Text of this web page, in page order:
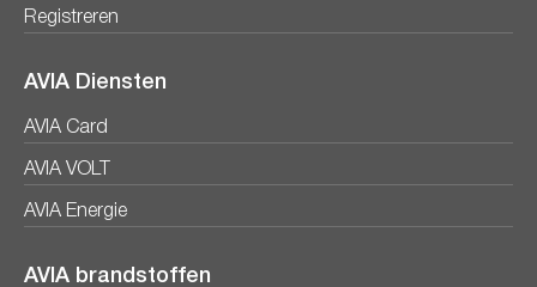
Registreren
AVIA Diensten
AVIA Card
AVIA VOLT
AVIA Energie
AVIA brandstoffen